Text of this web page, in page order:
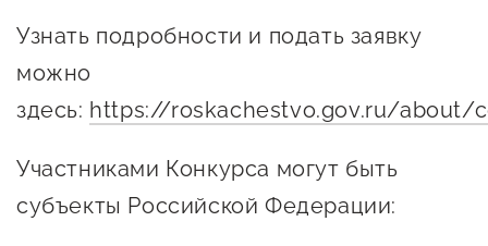
О центре
Онлайн-витрина
Центр образовательных
программ и молодежного
предпринимательства
О центре
Календарь
Центр инноваций
социальной сферы
Узнать подробности и подать заявку
можно
здесь: https://roskachestvo.gov.ru/
Участниками Конкурса могут быть
субъекты Российской Федерации: